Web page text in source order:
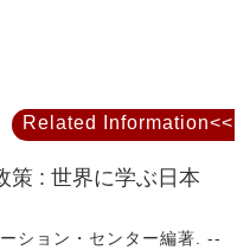
策 : 世界に学ぶ日本
ション・センター編著. --
Related Information<<